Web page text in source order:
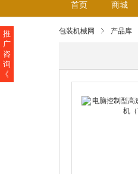
首页 商城
包装机械网 产品库
推
广
咨
询
《